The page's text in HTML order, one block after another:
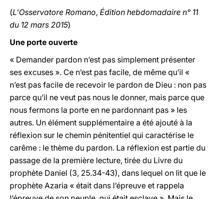
(L'Osservatore Romano, Édition hebdomadaire n° 11
du 12 mars 2015)
Une porte ouverte
« Demander pardon n’est pas simplement présenter
ses excuses ». Ce n’est pas facile, de même qu’il «
n’est pas facile de recevoir le pardon de Dieu : non pas
parce qu’il ne veut pas nous le donner, mais parce que
nous fermons la porte en ne pardonnant pas » les
autres. Un élément supplémentaire a été ajouté à la
réflexion sur le chemin pénitentiel qui caractérise le
carême : le thème du pardon. La réflexion est partie du
passage de la première lecture, tirée du Livre du
prophète Daniel (3, 25.34-43), dans lequel on lit que le
prophète Azaria « était dans l’épreuve et rappela